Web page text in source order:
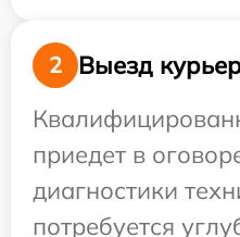
2
Выезд
приедет в
диагностики
потребуется